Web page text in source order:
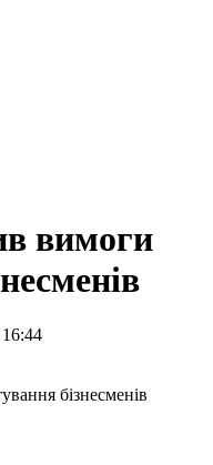
вимоги